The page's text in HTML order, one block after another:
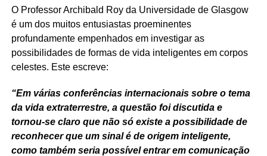
O Professor Archibald Roy da Universidade de Glasgow
é um dos muitos entusiastas proeminentes
profundamente empenhados em investigar as
possibilidades de formas de vida inteligentes em corpos
celestes. Este escreve:
“Em várias conferências internacionais sobre o tema
da vida extraterrestre, a questão foi discutida e
tornou-se claro que não só existe a possibilidade de
reconhecer que um sinal é de origem inteligente,
como também seria possível entrar em comunicação